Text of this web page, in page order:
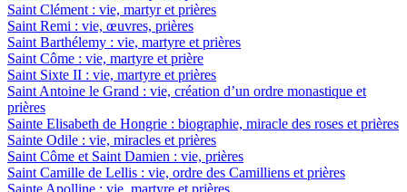
Saint Clément : vie, martyr et prières
Saint Remi : vie, œuvres, prières
Saint Barthélemy : vie, martyre et prières
Saint Côme : vie, martyre et prière
Saint Sixte II : vie, martyre et prières
Saint Antoine le Grand : vie, création d’un ordre monastique et
prières
Sainte Elisabeth de Hongrie : biographie, miracle des roses et prières
Sainte Odile : vie, miracles et prières
Saint Côme et Saint Damien : vie, prières
Saint Camille de Lellis : vie, ordre des Camilliens et prières
Sainte Apolline : vie, martyre et prières